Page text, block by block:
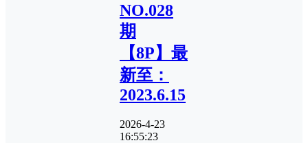
NO.028
期
【8P】最
新至：
2023.6.15
2026-4-23
16:55:23